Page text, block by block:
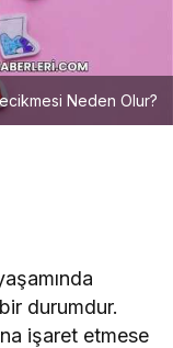
Neden Olur?
durumdur.
işaret etmese